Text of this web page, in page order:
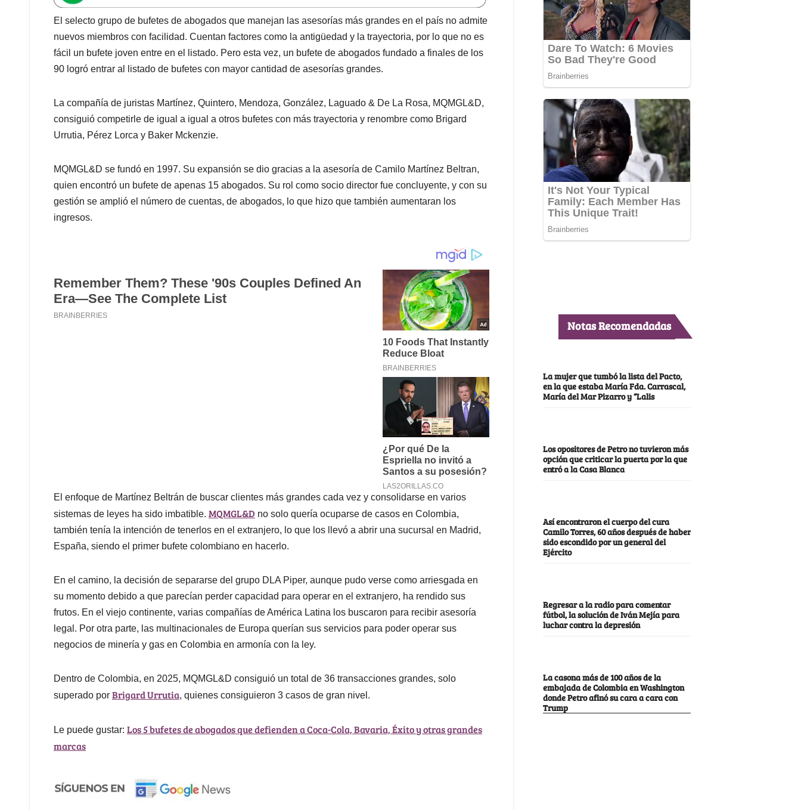
s
A
p
p
b
o
o
k
e
d
I
n
l
a
d
s
El selecto grupo de bufetes de abogados que manejan las asesorías más grandes en el país no admite
nuevos miembros con facilidad. Cuentan factores como la antigüedad y la trayectoria, por lo que no es
fácil un bufete joven entre en el listado. Pero esta vez, un bufete de abogados fundado a finales de los
90 logró entrar al listado de bufetes con mayor cantidad de asesorías grandes.
La compañía de juristas Martínez, Quintero, Mendoza, González, Laguado & De La Rosa, MQMGL&D,
consiguió competirle de igual a igual a otros bufetes con más trayectoria y renombre como Brigard
Urrutia, Pérez Lorca y Baker Mckenzie.
MQMGL&D se fundó en 1997. Su expansión se dio gracias a la asesoría de Camilo Martínez Beltran,
quien encontró un bufete de apenas 15 abogados. Su rol como socio director fue concluyente, y con su
gestión se amplió el número de cuentas, de abogados, lo que hizo que también aumentaran los
ingresos.
El enfoque de Martínez Beltrán de buscar clientes más grandes cada vez y consolidarse en varios
sistemas de leyes ha sido imbatible. MQMGL&D no solo quería ocuparse de casos en Colombia,
también tenía la intención de tenerlos en el extranjero, lo que los llevó a abrir una sucursal en Madrid,
España, siendo el primer bufete colombiano en hacerlo.
En el camino, la decisión de separarse del grupo DLA Piper, aunque pudo verse como arriesgada en
su momento debido a que parecían perder capacidad para operar en el extranjero, ha rendido sus
frutos. En el viejo continente, varias compañías de América Latina los buscaron para recibir asesoría
legal. Por otra parte, las multinacionales de Europa querían sus servicios para poder operar sus
negocios de minería y gas en Colombia en armonía con la ley.
Dentro de Colombia, en 2025, MQMGL&D consiguió un total de 36 transacciones grandes, solo
superado por Brigard Urrutia, quienes consiguieron 3 casos de gran nivel.
Le puede gustar: Los 5 bufetes de abogados que defienden a Coca-Cola, Bavaria, Éxito y otras grandes
marcas
Notas Recomendadas
La mujer que tumbó la lista del Pacto,
en la que estaba María Fda. Carrascal,
María del Mar Pizarro y “Lalis
Los opositores de Petro no tuvieron más
opción que criticar la puerta por la que
entró a la Casa Blanca
Así encontraron el cuerpo del cura
Camilo Torres, 60 años después de haber
sido escondido por un general del
Ejército
Regresar a la radio para comentar
fútbol, la solución de Iván Mejía para
luchar contra la depresión
La casona más de 100 años de la
embajada de Colombia en Washington
donde Petro afinó su cara a cara con
Trump